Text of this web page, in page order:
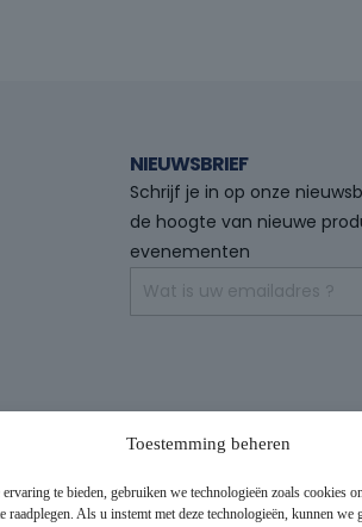
Toestemming beheren
ervaring te bieden, gebruiken we technologieën zoals cookies
raadplegen. Als u instemt met deze technologieën, kunnen we
NIEUWSBRIEF
Schrijf je in op onze
de hoogte van nieuwe
evenementen